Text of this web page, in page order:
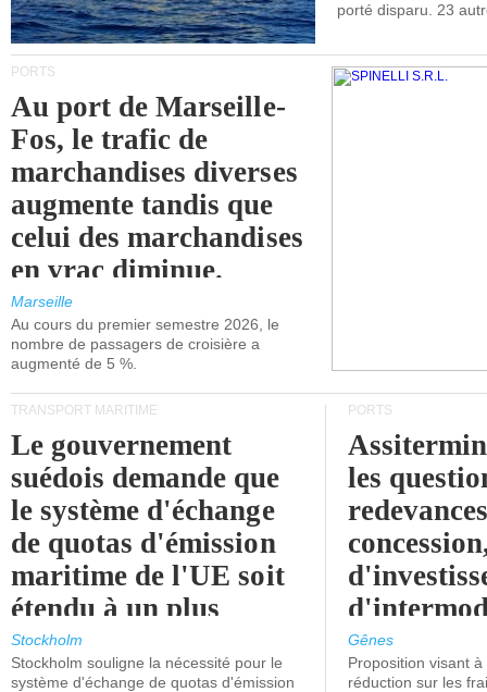
porté disparu. 23
PORTS
Au port de Marseille-
Fos, le trafic de
marchandises diverses
augmente tandis que
celui des marchandises
en vrac diminue.
Marseille
Au cours du premier semestre 2026, le
nombre de passagers de croisière a
augmenté de 5 %.
TRANSPORT MARITIME
Le gouvernement
suédois demande que
le système d'échange
de quotas d'émission
maritime de l'UE soit
étendu à un plus
grand nombre de
navires.
Stockholm
Stockholm souligne la nécessité pour le
système d'échange de quotas d'émission
PORTS
les
l'attention
politiciens.
Gênes
Proposition visant
réduction sur les